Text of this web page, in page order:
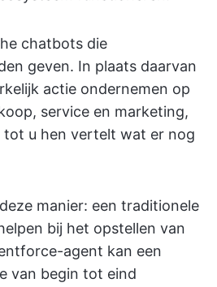
chatbots die
geven. In plaats daarvan
actie ondernemen op
service en marketing,
u hen vertelt wat er nog
manier: een traditionele
bij het opstellen van
agent kan een
van begin tot eind